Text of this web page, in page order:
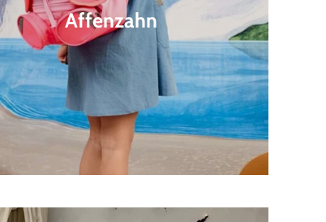
Affenzahn